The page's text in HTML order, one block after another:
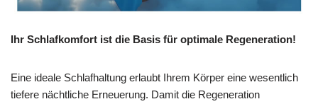
Ihr Schlafkomfort ist die Basis für optimale Regeneration!
Eine ideale Schlafhaltung erlaubt Ihrem Körper eine wesentlich
tiefere nächtliche Erneuerung. Damit die Regeneration